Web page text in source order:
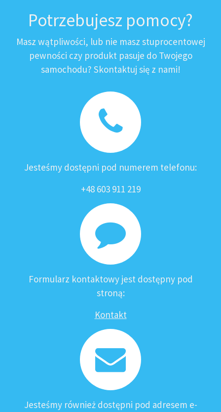
Potrzebujesz pomocy?
Masz wątpliwości, lub nie masz stuprocentowej
pewności czy produkt pasuje do Twojego
samochodu? Skontaktuj się z nami!
Jesteśmy dostępni pod numerem telefonu:
+48 603 911 219
Formularz kontaktowy jest dostępny pod
stroną:
Kontakt
Jesteśmy również dostępni pod adresem e-